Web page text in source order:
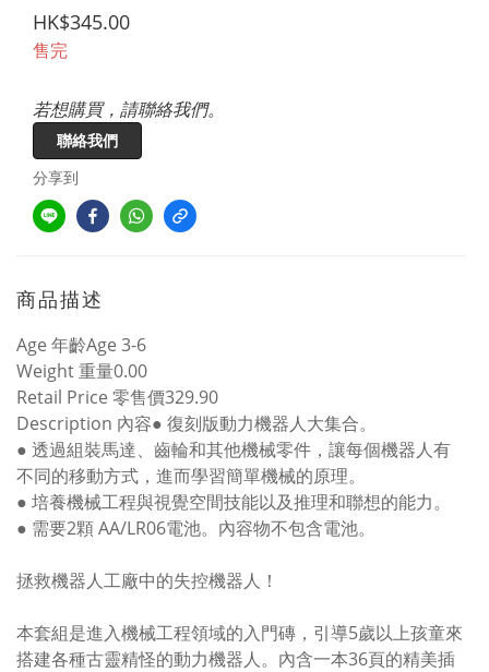
HK$345.00
售完
若想購買，請聯絡我們。
聯絡我們
分享到
商品描述
Age 年齡Age 3-6
Weight重量0.00
Retail Price 零售價329.90
Description 內容● 復刻版動力機器人大集合。
● 透過組裝馬達、齒輪和其他機械零件，讓每個機器人有
不同的移動方式，進而學習簡單機械的原理。
● 培養機械工程與視覺空間技能以及推理和聯想的能力。
● 需要2顆AA/LR06電池。內容物不包含電池。
拯救機器人工廠中的失控機器人！
本套組是進入機械工程領域的入門磚，引導5歲以上孩童來
搭建各種古靈精怪的動力機器人。內含一本36頁的精美插